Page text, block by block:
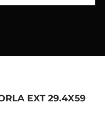
EXT 29.4X59